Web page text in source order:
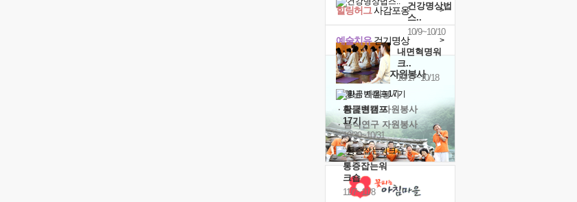
건강명상법
스..
10/9~10/10
내면혁명워
크..
10/17~10/18
황금변캠프
17기
10/30~10/31
통증잡는워
크숍
11/7~11/8
예술치유걷기명상 >
힐링허그사감포옹 >
'옹달샘의 꽃'자원봉사
· 청년 자원봉사
· 금빛청년 자원봉사
· 음식연구 자원봉사